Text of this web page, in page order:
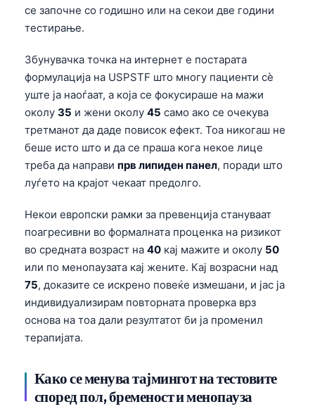
се започне со годишно или на секои две години
тестирање.
Збунувачка точка на интернет е постарата
формулација на USPSTF што многу пациенти сè
уште ја наоѓаат, а која се фокусираше на мажи
околу 35 и жени околу 45 само ако се очекува
третманот да даде повисок ефект. Тоа никогаш не
беше исто што и да се праша кога некое лице
треба да направи прв липиден панел, поради што
луѓето на крајот чекаат предолго.
Некои европски рамки за превенција стануваат
поагресивни во формалната проценка на ризикот
во средната возраст на 40 кај мажите и околу 50
или по менопаузата кај жените. Кај возрасни над
75, доказите се искрено повеќе измешани, и јас ја
индивидуализирам повторната проверка врз
основа на тоа дали резултатот би ја променил
терапијата.
Како се менува тајмингот на тестовите
според пол, бременост и менопауза
O‘zbekcha
Català
Suomi
Hrvatski
Slovenčina
پښتو
سنڌي
অসমীয়া
Galego
Euskara
Gàidhlig
العربية المغربية
Afrikaans